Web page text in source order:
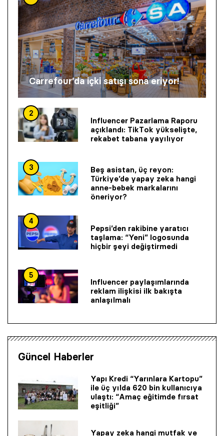
Carrefour’da içki satışı sona eriyor!
2
Influencer Pazarlama Raporu
açıklandı: TikTok yükselişte,
rekabet tabana yayılıyor
3
Beş asistan, üç reyon:
Türkiye’de yapay zeka hangi
anne-bebek markalarını
öneriyor?
4
Pepsi’den rakibine yaratıcı
taşlama: “Yeni” logosunda
hiçbir şeyi değiştirmedi
5
Influencer paylaşımlarında
reklam ilişkisi ilk bakışta
anlaşılmalı
Güncel Haberler
Yapı Kredi “Yarınlara Kartopu”
ile üç yılda 620 bin kullanıcıya
ulaştı: “Amaç eğitimde fırsat
eşitliği”
Yapay zeka hangi mutfak ve